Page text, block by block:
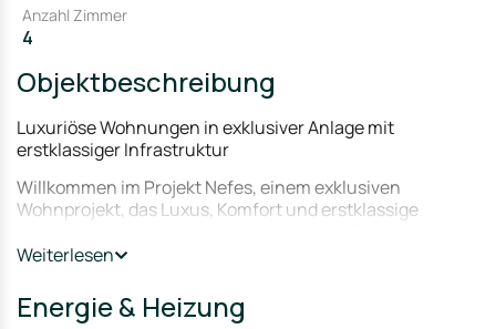
Anzahl Zimmer
4
Objektbeschreibung
Luxuriöse Wohnungen in exklusiver Anlage mit
erstklassiger Infrastruktur
Willkommen im Projekt Nefes, einem exklusiven
Wohnprojekt, das Luxus, Komfort und erstklassige
darunter 2+1, 3+1 und 4+1 Wohnungen sowie Maisonette-
Ihnen ein Zuhause, das höchsten Ansprüchen gerecht
wird.
Weiterlesen
Energie & Heizung